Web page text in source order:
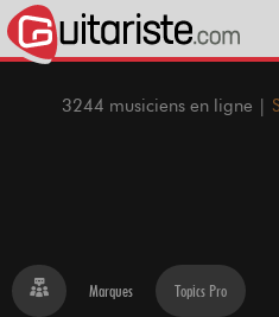
3244 musiciens en ligne |
Marques Topics Pro